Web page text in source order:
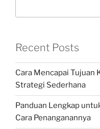
Recent Posts
Cara Mencapai Tujuan
Strategi Sederhana
Panduan Lengkap
Cara Penanganannya